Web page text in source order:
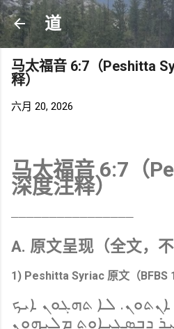
跳至主要
道
马太福音 6:7（Peshitta
释）
六月 20, 2026
马太福音 6:7（
深度注释）
────────────────
A. 原文呈现（全文，不
1) Peshitta Syriac 原文（BFBS
ܠܐ ܬܗܓܘܢ ܐܝܟ
ܕܒܣܓܝܐܘܬ ܡܠܝܗܘܢ